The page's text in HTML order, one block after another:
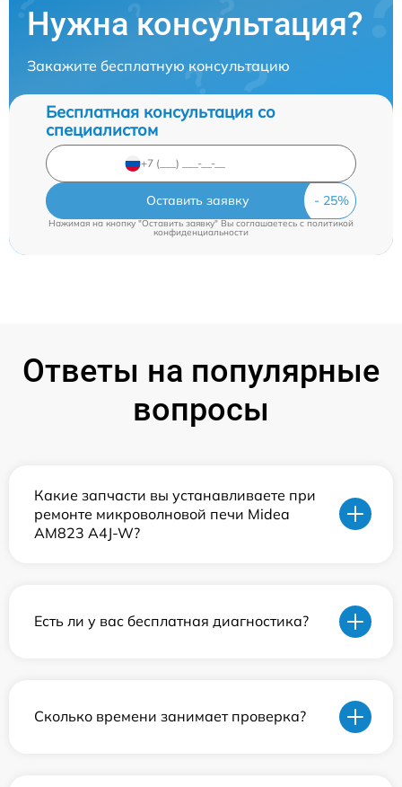
Нужна консультация?
Закажите бесплатную консультацию
Бесплатная консультация со
специалистом
Оставить заявку
Нажимая на кнопку "Оставить заявку" Вы соглашаетесь cполитикой
конфиденциальности
Ответы на популярные
вопросы
Какие запчасти вы устанавливаете при
ремонте микроволновой печи Midea
AM823 A4J-W?
Есть ли у вас бесплатная диагностика?
Сколько времени занимает проверка?